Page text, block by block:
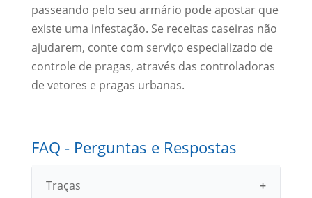
passeando pelo seu armário pode apostar que
existe uma infestação. Se receitas caseiras não
ajudarem, conte com serviço especializado de
controle de pragas, através das controladoras
de vetores e pragas urbanas.
FAQ - Perguntas e Respostas
Traças